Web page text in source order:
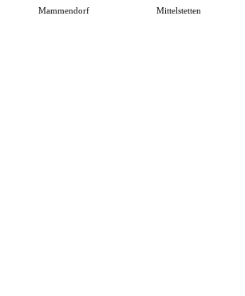
Mammendorf Mittelstetten